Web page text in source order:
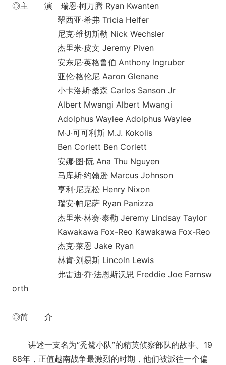
◎主 演 瑞恩·柯万腾 Ryan Kwanten
翠西亚·希弗 Tricia Helfer
尼克·维切斯勒 Nick Wechsler
杰里米·皮文 Jeremy Piven
安东尼·英格鲁伯 Anthony Ingruber
亚伦·格伦尼 Aaron Glenane
小卡洛斯·桑森 Carlos Sanson Jr
Albert Mwangi Albert Mwangi
Adolphus Waylee Adolphus Waylee
M·J·可可利斯 M.J. Kokolis
Ben Corlett Ben Corlett
安娜·图·阮 Ana Thu Nguyen
马库斯·约翰逊 Marcus Johnson
亨利·尼克松 Henry Nixon
瑞安·帕尼萨 Ryan Panizza
杰里米·林赛·泰勒 Jeremy Lindsay Taylor
Kawakawa Fox-Reo Kawakawa Fox-Reo
杰克·莱恩 Jake Ryan
林肯·刘易斯 Lincoln Lewis
弗雷迪·乔·法恩斯沃思 Freddie Joe Farnsw
orth
◎简 介
讲述一支名为“秃鹫小队”的精英侦察部队的故事。19
68年，正值越南战争最激烈的时期，他们被派往一个偏